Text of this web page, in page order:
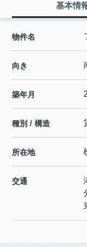
基本情
物件名
向き
築年月
種別 / 構造
所在地
交通